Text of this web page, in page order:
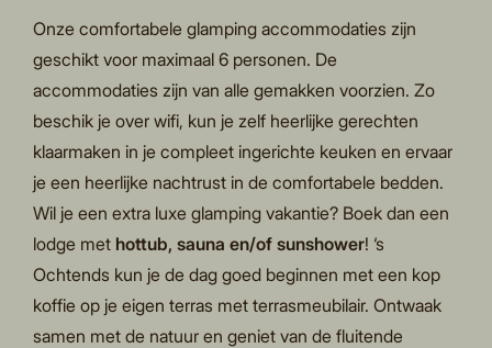
Onze comfortabele glamping accommodaties zijn
geschikt voor maximaal 6 personen. De
accommodaties zijn van alle gemakken voorzien. Zo
beschik je over wifi, kun je zelf heerlijke gerechten
klaarmaken in je compleet ingerichte keuken en ervaar
je een heerlijke nachtrust in de comfortabele bedden.
Wil je een extra luxe glamping vakantie? Boek dan een
lodge met hottub, sauna en/of sunshower! ‘s
Ochtends kun je de dag goed beginnen met een kop
koffie op je eigen terras met terrasmeubilair. Ontwaak
samen met de natuur en geniet van de fluitende